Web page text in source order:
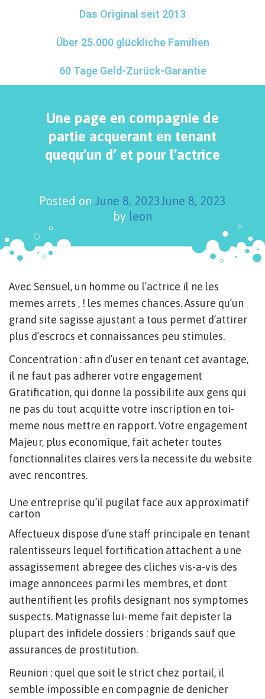
Das Original seit 2013
Über 25.000 glückliche Familien
60 Tage Geld-Zurück-Garantie
Une page en compagnie de
partie acquerant en tenant
quequ’un d’ et pour l’actrice
Posted on June 8, 2023June 8, 2023
by leon
Avec Sensuel, un homme ou l’actrice il ne les
memes arrets , ! les memes chances. Assure qu’un
grand site sagisse ajustant a tous permet d’attirer
plus d’escrocs et connaissances peu stimules.
Concentration : afin d’user en tenant cet avantage,
il ne faut pas adherer votre engagement
Gratification, qui donne la possibilite aux gens qui
ne pas du tout acquitte votre inscription en toi-
meme nous mettre en rapport. Votre engagement
Majeur, plus economique, fait acheter toutes
fonctionnalites claires vers la necessite du website
avec rencontres.
Une entreprise qu’il pugilat face aux approximatif
carton
Affectueux dispose d’une staff principale en tenant
ralentisseurs lequel fortification attachent a une
assagissement abregee des cliches vis-a-vis des
image annoncees parmi les membres, et dont
authentifient les profils designant nos symptomes
suspects. Matignasse lui-meme fait depister la
plupart des infidele dossiers : brigands sauf que
assurances de prostitution.
Reunion : quel que soit le strict chez portail, il
semble impossible en compagnie de denicher